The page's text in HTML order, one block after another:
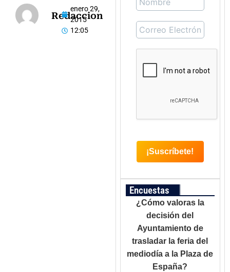
Redaccion
enero 29,
2015
12:05
Encuestas
¿Cómo valoras la
decisión del
Ayuntamiento de
trasladar la feria del
mediodía a la Plaza de
España?